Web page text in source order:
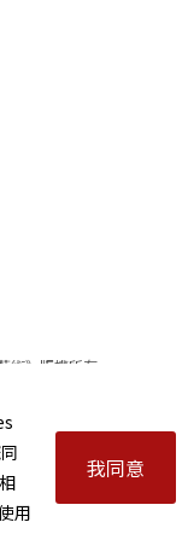
台機器不聽使
怎麼叫醒機
的得放棄。最
員練了一年，
法上去了。這
件事。往後這
，都會盡可能
一行，風險很
測試很多次
首演。」
術》版權所有
Reserved
位公告為準。
權聲明
用
我同意